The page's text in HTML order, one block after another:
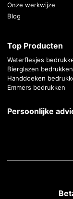
Onze werkwijze
Blog
Top Producten
Waterflesjes
Bierglazen bedrukken
Handdoeken
Emmers bedrukken
Persoonlijke